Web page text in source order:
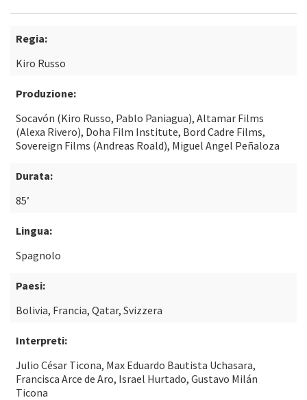
Regia:
Kiro Russo
Produzione:
Socavón (Kiro Russo, Pablo Paniagua), Altamar Films
(Alexa Rivero), Doha Film Institute, Bord Cadre Films,
Sovereign Films (Andreas Roald), Miguel Angel Peñaloza
Durata:
85’
Lingua:
Spagnolo
Paesi:
Bolivia, Francia, Qatar, Svizzera
Interpreti:
Julio César Ticona, Max Eduardo Bautista Uchasara,
Francisca Arce de Aro, Israel Hurtado, Gustavo Milán
Ticona